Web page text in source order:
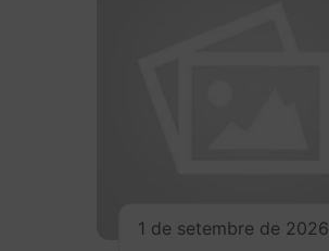
1 de setembre de 2026